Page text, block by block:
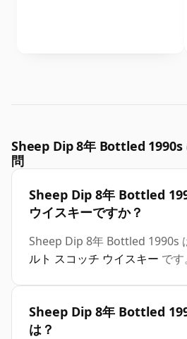
Sheep Dip 8年 Bottled 1990s
問
Sheep Dip 8年 Bottled
ウイスキーですか？
Sheep Dip 8年 Bottled 1990s
ルト スコッチ ウイスキー です。
Sheep Dip 8年 Bottled
は？